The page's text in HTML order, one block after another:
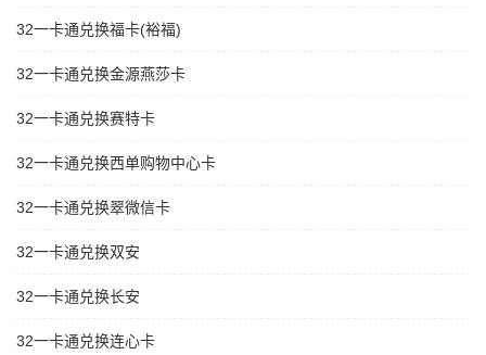
32一卡通兑换福卡(裕福)
32一卡通兑换金源燕莎卡
32一卡通兑换赛特卡
32一卡通兑换西单购物中心卡
32一卡通兑换翠微信卡
32一卡通兑换双安
32一卡通兑换长安
32一卡通兑换连心卡